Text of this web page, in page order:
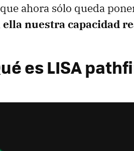
ahora sólo queda
ella nuestra capacidad
es LISA